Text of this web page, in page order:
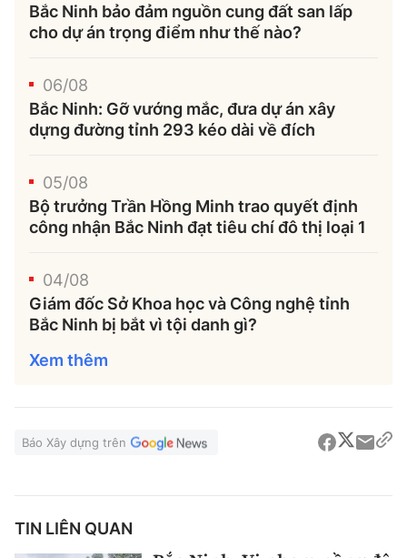
Bắc Ninh bảo đảm nguồn cung đất san lấp
cho dự án trọng điểm như thế nào?
06/08
Bắc Ninh: Gỡ vướng mắc, đưa dự án xây
dựng đường tỉnh 293 kéo dài về đích
05/08
Bộ trưởng Trần Hồng Minh trao quyết định
công nhận Bắc Ninh đạt tiêu chí đô thị loại 1
04/08
Giám đốc Sở Khoa học và Công nghệ tỉnh
Bắc Ninh bị bắt vì tội danh gì?
Xem thêm
Báo Xây dựng trên
TIN LIÊN QUAN